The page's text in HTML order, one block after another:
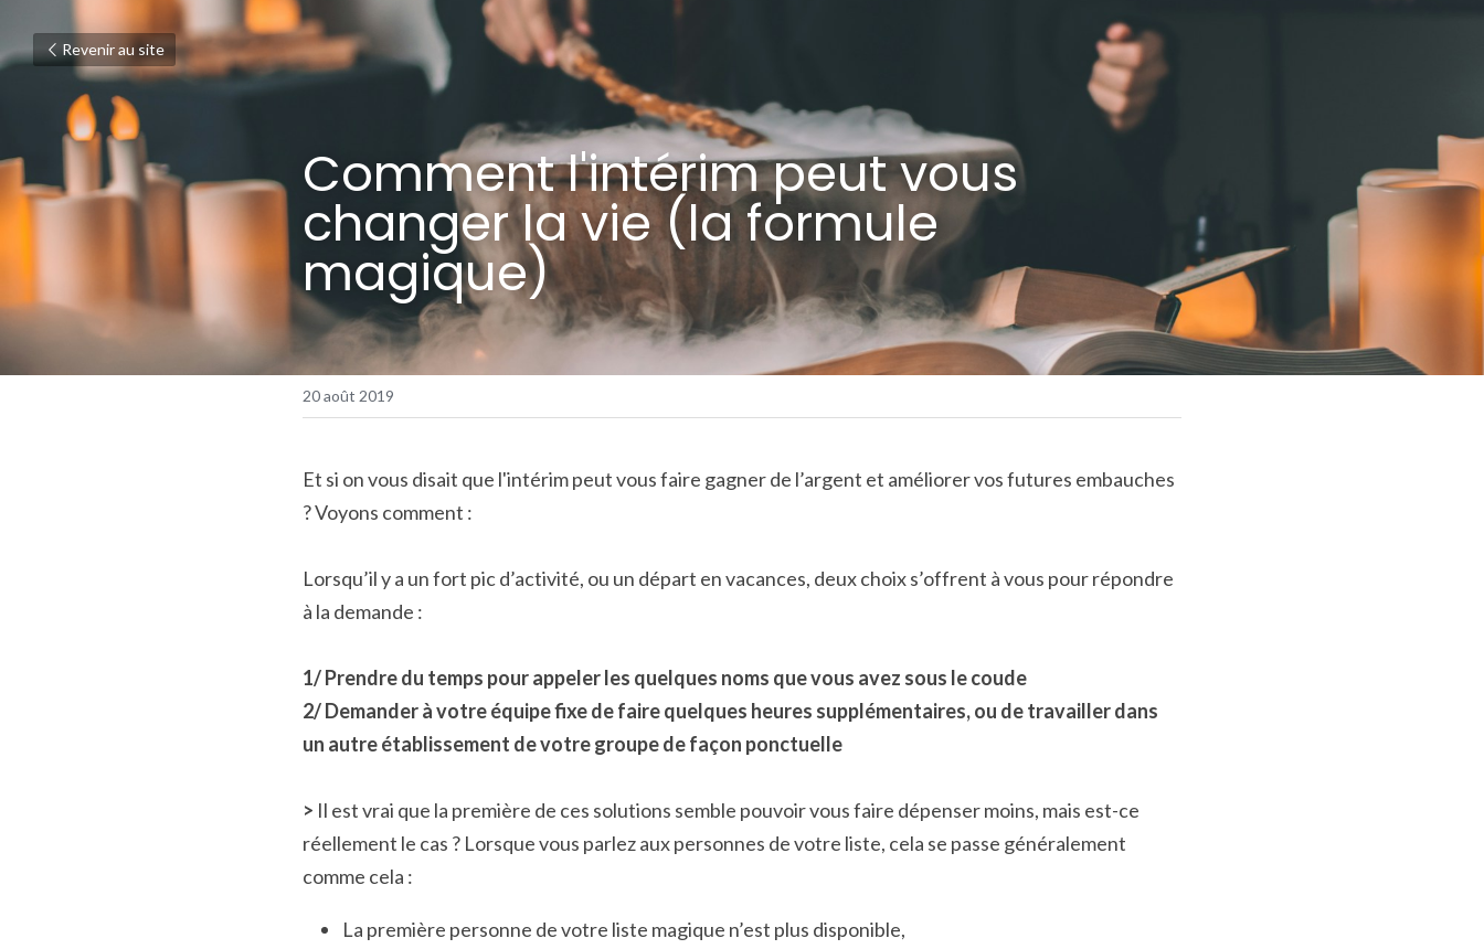
Revenir au site
Comment l'intérim peut vous
changer la vie (la formule
magique)
20 août 2019
Et si on vous disait que l'intérim peut vous faire gagner de l’argent et améliorer vos futures embauches
? Voyons comment :
Lorsqu’il y a un fort pic d’activité, ou un départ en vacances, deux choix s’offrent à vous pour répondre
à la demande :
1/ Prendre du temps pour appeler les quelques noms que vous avez sous le coude
2/ Demander à votre équipe fixe de faire quelques heures supplémentaires, ou de travailler dans
un autre établissement de votre groupe de façon ponctuelle
> Il est vrai que la première de ces solutions semble pouvoir vous faire dépenser moins, mais est-ce
réellement le cas ? Lorsque vous parlez aux personnes de votre liste, cela se passe généralement
comme cela :
La première personne de votre liste magique n’est plus disponible,